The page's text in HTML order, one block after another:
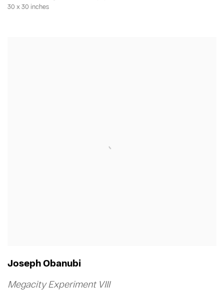
30 x 30 inches
Joseph Obanubi
Megacity Experiment VIII